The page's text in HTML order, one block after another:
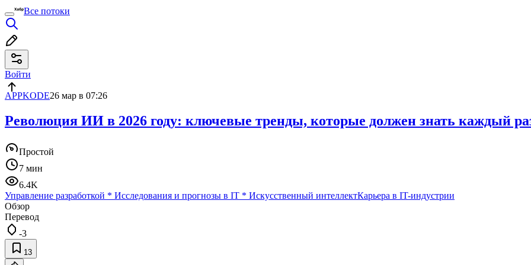
Все потоки
Войти
APPKODE26 мар в 07:26
Революция ИИ в 2026 году: ключевые тренды, которые должен знать каждый
Простой
7 мин
6.4K
Управление разработкой * Исследования и прогнозы в IT * Искусственный интеллектКарьера в IT-индустрии
Обзор
Перевод
-3
13